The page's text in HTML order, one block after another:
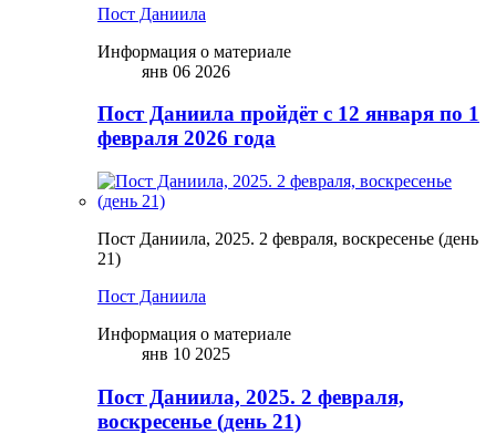
Пост Даниила
Информация о материале
янв 06 2026
Пост Даниила пройдёт с 12 января по 1
февраля 2026 года
Пост Даниила, 2025. 2 февраля, воскресенье (день
21)
Пост Даниила
Информация о материале
янв 10 2025
Пост Даниила, 2025. 2 февраля,
воскресенье (день 21)